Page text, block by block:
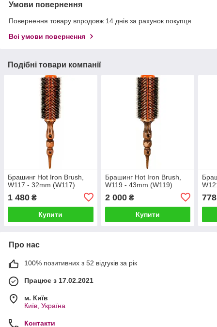
Умови повернення
Повернення товару впродовж 14 днів за рахунок покупця
Всі умови повернення
Подібні товари компанії
Брашинг Hot Iron Brush,
W117 - 32mm (W117)
1 480 ₴
Купити
Брашинг Hot Iron Brush,
W119 - 43mm (W119)
2 000₴
Купити
778
Про нас
100% позитивних з 52 відгуків за рік
Працює з 17.02.2021
м. Київ
Київ, Україна
Контакти